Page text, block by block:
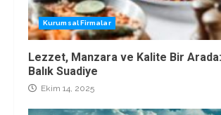
Kurumsal Firmalar
Lezzet, Manzara ve Kalite Bir
Balık Suadiye
Ekim 14, 2025